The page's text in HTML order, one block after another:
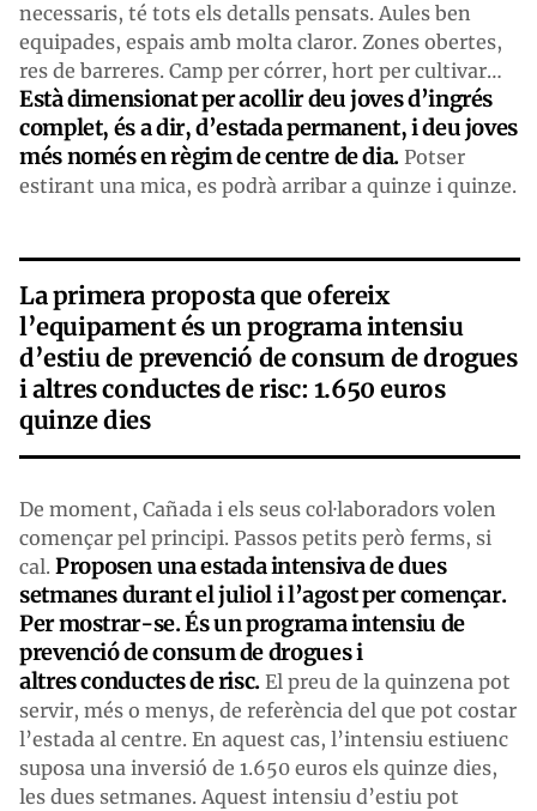
necessaris, té tots els detalls pensats. Aules ben
equipades, espais amb molta claror. Zones obertes,
res de barreres. Camp per córrer, hort per cultivar…
Està dimensionat per acollir deu joves d’ingrés
complet, és a dir, d’estada permanent, i deu joves
més només en règim de centre de dia. Potser
estirant una mica, es podrà arribar a quinze i quinze.
La primera proposta que ofereix
l’equipament és un programa intensiu
d’estiu de prevenció de consum de drogues
i altres conductes de risc: 1.650 euros
quinze dies
De moment, Cañada i els seus col·laboradors volen
començar pel principi. Passos petits però ferms, si
cal. Proposen una estada intensiva de dues
setmanes durant el juliol i l’agost per començar.
Per mostrar-se. És un programa intensiu de
prevenció de consum de drogues i
altres conductes de risc. El preu de la quinzena pot
servir, més o menys, de referència del que pot costar
l’estada al centre. En aquest cas, l’intensiu estiuenc
suposa una inversió de 1.650 euros els quinze dies,
les dues setmanes. Aquest intensiu d’estiu pot